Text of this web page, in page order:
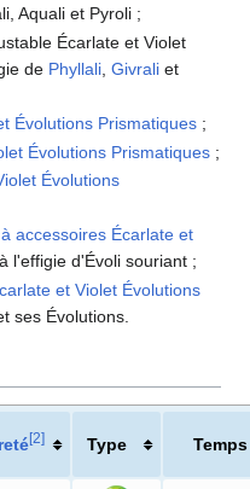
Aquali et Pyroli ;
Écarlate et Violet
de Phyllali ,Givrali et
Évolutions Prismatiques ;
Évolutions Prismatiques ;
Évolutions
accessoires Écarlate et
à l'effigie d'Évoli souriant ;
et Violet Évolutions
ses Évolutions.
[2] Type Temps